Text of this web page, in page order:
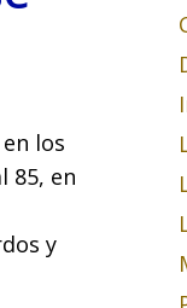
los
85, en
y